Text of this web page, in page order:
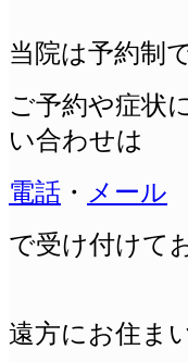
当院は予約制
ご予約や症状
い合わせは
電話 ・ メール
で受け付けて
遠方にお住ま